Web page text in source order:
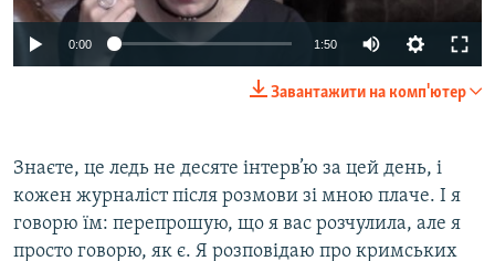
0:00 1:50
Завантажити на комп'ютер
Знаєте, це ледь не десяте інтерв’ю за цей день, і
кожен журналіст після розмови зі мною плаче. І я
говорю їм: перепрошую, що я вас розчулила, але я
просто говорю, як є. Я розповідаю про кримських